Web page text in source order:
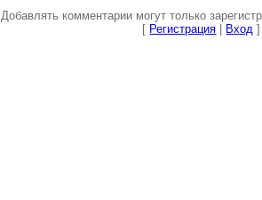
Добавлять комментарии могут только
[ Регистрация Вход ]